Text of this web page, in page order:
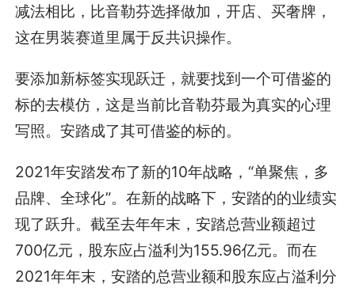
减法相比，比音勒芬选择做加，开店、买奢牌，
这在男装赛道里属于反共识操作。
要添加新标签实现跃迁，就要找到一个可借鉴的
标的去模仿，这是当前比音勒芬最为真实的心理
写照。安踏成了其可借鉴的标的。
2021年安踏发布了新的10年战略，“单聚焦，多
品牌、全球化”。在新的战略下，安踏的的业绩实
现了跃升。截至去年年末，安踏总营业额超过
700亿元，股东应占溢利为155.96亿元。而在
2021年年末，安踏的总营业额和股东应占溢利分